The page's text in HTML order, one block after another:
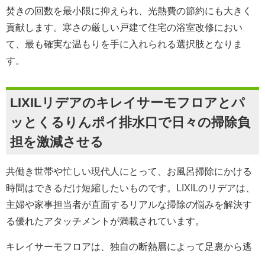
焚きの回数を最小限に抑えられ、光熱費の節約にも大きく
貢献します。寒さの厳しい戸建て住宅の浴室改修におい
て、最も確実な温もりを手に入れられる選択肢となりま
す。
LIXILリデアのキレイサーモフロアとパ
ッとくるりんポイ排水口で日々の掃除負
担を激減させる
共働き世帯や忙しい現代人にとって、お風呂掃除にかける
時間はできるだけ短縮したいものです。LIXILのリデアは、
主婦や家事担当者が直面するリアルな掃除の悩みを解決す
る優れたアタッチメントが満載されています。
キレイサーモフロアは、独自の断熱層によって足裏から逃